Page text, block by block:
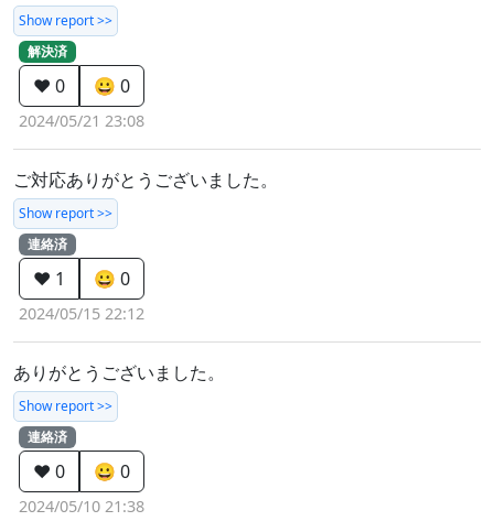
Show report >>
解決済
❤️ 0 😀 0
2024/05/21 23:08
ご対応ありがとうございました。
Show report >>
連絡済
❤️ 1 😀 0
2024/05/15 22:12
ありがとうございました。
Show report >>
連絡済
❤️ 0 😀 0
2024/05/10 21:38